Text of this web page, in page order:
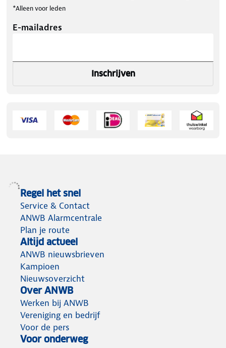
*Alleen voor leden
E-mailadres
Inschrijven
Regel het snel
Service & Contact
ANWB Alarmcentrale
Plan je route
Altijd actueel
ANWB nieuwsbrieven
Kampioen
Nieuwsoverzicht
Over ANWB
Werken bij ANWB
Vereniging en bedrijf
Voor de pers
Voor onderweg